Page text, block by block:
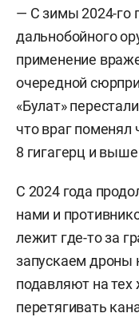
— С зимы 2024-го
дальнобойного
применение
очередной
«Булат»
что враг поменял
8 гигагерц и
С 2024 года
нами и
лежит где-то за
запускаем дроны
подавляют на
перетягивать